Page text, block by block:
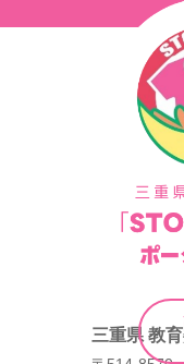
ョ
三重県 教